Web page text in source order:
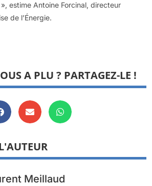
estime Antoine Forcinal, directeur
de l’Énergie.
A PLU ? PARTAGEZ-LE !
Meillaud